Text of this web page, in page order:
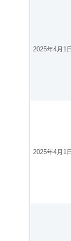
2025年4月1日
2025年4月1日